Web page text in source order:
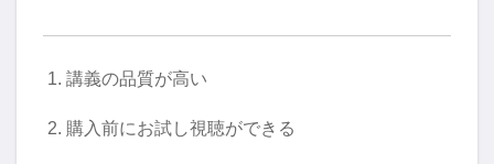
講義の品質が高い
購入前にお試し視聴ができる